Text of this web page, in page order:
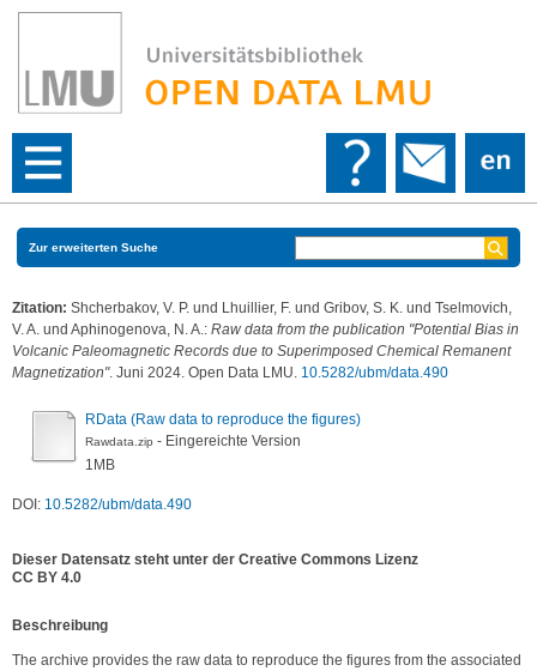
Zur erweiterten Suche
Zitation: Shcherbakov, V. P. und Lhuillier, F. und Gribov, S. K. und Tselmovich,
V. A. und Aphinogenova, N. A.: Raw data from the publication "Potential Bias in
Volcanic Paleomagnetic Records due to Superimposed Chemical Remanent
Magnetization". Juni 2024. Open Data LMU. 10.5282/ubm/data.490
RData (Raw data to reproduce the figures)
Rawdata.zip - Eingereichte Version
1MB
DOI: 10.5282/ubm/data.490
Dieser Datensatz steht unter der Creative Commons Lizenz
CC BY 4.0
Be­schrei­bung
The archive provides the raw data to reproduce the figures from the associated